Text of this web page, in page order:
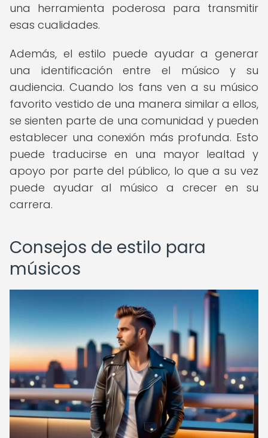
una herramienta poderosa para transmitir
esas cualidades.
Además, el estilo puede ayudar a generar
una identificación entre el músico y su
audiencia. Cuando los fans ven a su músico
favorito vestido de una manera similar a ellos,
se sienten parte de una comunidad y pueden
establecer una conexión más profunda. Esto
puede traducirse en una mayor lealtad y
apoyo por parte del público, lo que a su vez
puede ayudar al músico a crecer en su
carrera.
Consejos de estilo para
músicos